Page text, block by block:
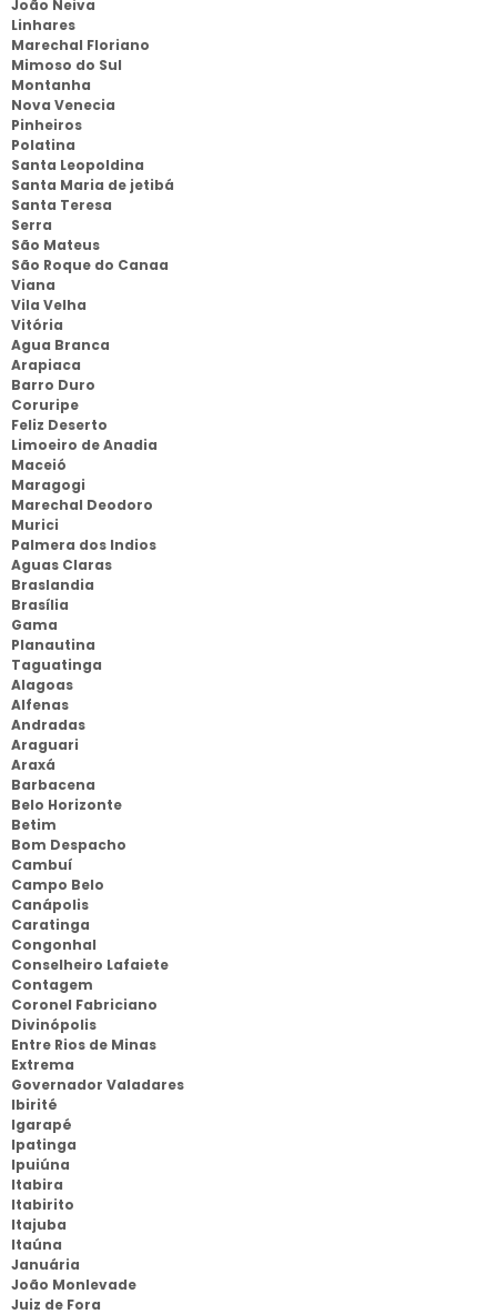
João Neiva
Linhares
Marechal Floriano
Mimoso do Sul
Montanha
Nova Venecia
Pinheiros
Polatina
Santa Leopoldina
Santa Maria de jetibá
Santa Teresa
Serra
São Mateus
São Roque do Canaa
Viana
Vila Velha
Vitória
Agua Branca
Arapiaca
Barro Duro
Coruripe
Feliz Deserto
Limoeiro de Anadia
Maceió
Maragogi
Marechal Deodoro
Murici
Palmera dos Indios
Aguas Claras
Braslandia
Brasília
Gama
Planautina
Taguatinga
Alagoas
Alfenas
Andradas
Araguari
Araxá
Barbacena
Belo Horizonte
Betim
Bom Despacho
Cambuí
Campo Belo
Canápolis
Caratinga
Congonhal
Conselheiro Lafaiete
Contagem
Coronel Fabriciano
Divinópolis
Entre Rios de Minas
Extrema
Governador Valadares
Ibirité
Igarapé
Ipatinga
Ipuiúna
Itabira
Itabirito
Itajuba
Itaúna
Januária
João Monlevade
Juiz de Fora